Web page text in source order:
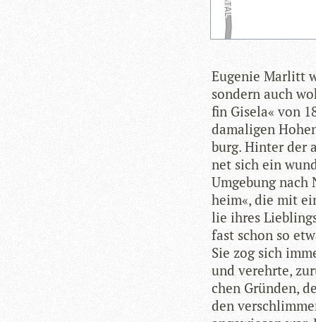
Euge­nie Mar­litt
son­dern auch
fin Gisela« von
dama­li­gen
burg. Hin­ter der
net sich ein
Umge­bung
heim«, die mit
lie ihres
fast schon so
Sie zog sich
und ver­ehrte,
chen Grün­den,
den